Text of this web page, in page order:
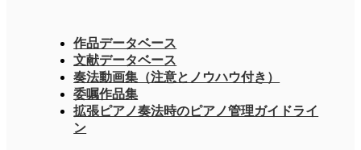
作品データベース
文献データベース
奏法動画集（注意とノウハウ付き）
委嘱作品集
拡張ピアノ奏法時のピアノ管理ガイドライ
ン